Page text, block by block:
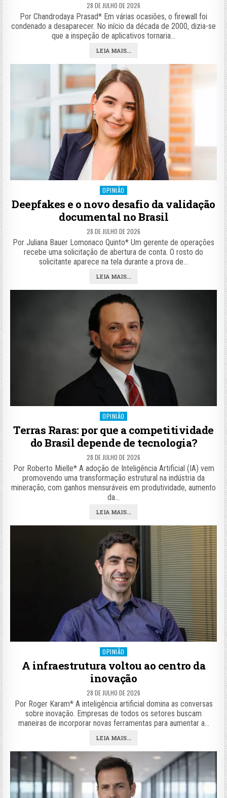
28 DE JULHO DE 2026
Por Chandrodaya Prasad* Em várias ocasiões, o firewall foi
condenado a desaparecer. No início da década de 2000, dizia-se
que a inspeção de aplicativos tornaria…
LEIA MAIS...
Posted
OPINIÃO
Deepfakes e o novo desafio da validação
documental no Brasil
28 DE JULHO DE 2026
Por Juliana Bauer Lomonaco Quinto* Um gerente de operações
recebe uma solicitação de abertura de conta. O rosto do
solicitante aparece na tela durante a prova de…
LEIA MAIS...
Posted
OPINIÃO
Terras Raras: por que a competitividade
do Brasil depende de tecnologia?
28 DE JULHO DE 2026
Por Roberto Mielle* A adoção de Inteligência Artificial (IA) vem
promovendo uma transformação estrutural na indústria da
mineração, com ganhos mensuráveis em produtividade, aumento
da…
LEIA MAIS...
Posted
OPINIÃO
A infraestrutura voltou ao centro da
inovação
28 DE JULHO DE 2026
Por Roger Karam* A inteligência artificial domina as conversas
sobre inovação. Empresas de todos os setores buscam
maneiras de incorporar novas ferramentas para aumentar a…
LEIA MAIS...